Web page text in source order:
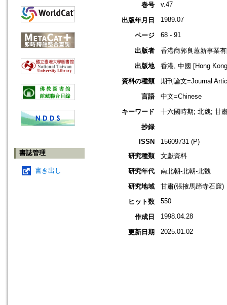
書誌管理
書き出し
巻号
v.47
出版年月日 1989.07
ページ 68 - 91
出版者
香港商郭良蕙新事業
出版地
香港, 中國 [Hong
資料の種類
期刊論文=Journal
言語
中文=Chinese
キーワード
十六國時期; 北魏; 甘
抄録
ISSN
15609731 (P)
研究種類
文獻資料
研究年代
南北朝-北朝-北魏
研究地域
甘肅(張掖馬蹄寺石窟)
ヒット数
550
作成日 1998.04.28
更新日期 2025.01.02